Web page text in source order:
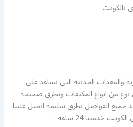
بالكويت
والمعدات الحديثة التي تساعد علي
من انواع المكيفات وبطرق صحيحة
الفواصل بطرق سليمة اتصل علينا
خدمتنا 24 ساعه .